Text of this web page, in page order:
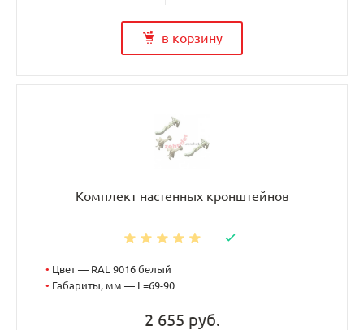
в корзину
Комплект настенных кронштейнов
• Цвет — RAL 9016 белый
• Габариты, мм — L=69-90
2 655 руб.